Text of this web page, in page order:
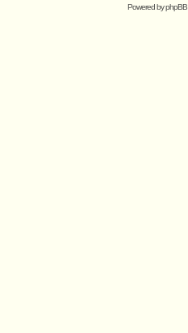
Powered byphpBB